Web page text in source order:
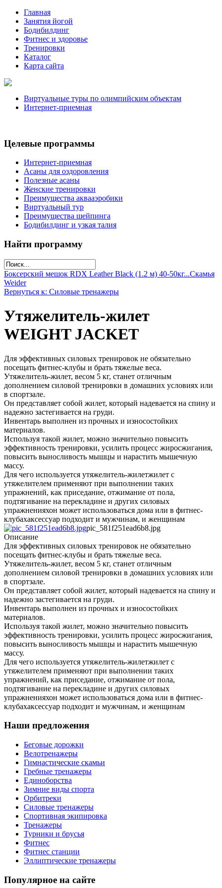
Главная
Занятия йогой
Бодибилдинг
Фитнес и здоровье
Тренировки
Каталог
Карта сайта
Виртуальные туры по олимпийским объектам
Интернет-приемная
Целевые программы
Интернет-приемная
Асаны для оздоровления
Полезные асаны
Женские тренировки
Преимущества аквааэробики
Виртуальный тур
Преимущества шейпинга
Бодибилдинг и узкая талия
Найти программу
Боксерский мешок RDX Leather Black (1.2 м) 40-50кг...Скамья
Weider
Вернуться к: Силовые тренажеры
Утяжелитель-жилет
WEIGHT JACKET
Для эффективных силовых тренировок не обязательно
посещать фитнес-клубы и брать тяжелые веса.
Утяжелитель-жилет, весом 5 кг, станет отличным
дополнением силовой тренировки в домашних условиях или
в спортзале.
Он представляет собой жилет, который надевается на спину и
надежно застегивается на груди.
Инвентарь выполнен из прочных и износостойких
материалов.
Используя такой жилет, можно значительно повысить
эффективность тренировки, усилить процесс жиросжигания,
повысить выносливость мышцы и нарастить мышечную
массу.
Для чего используется утяжелитель-жилетжилет с
утяжелителем применяют при выполнении таких
упражнений, как приседание, отжимание от пола,
подтягивание на перекладине и других силовых
упражненияхон может использоваться дома или в фитнес-
клубахаксессуар подходит и мужчинам, и женщинам
pic_581f251ead6b8.jpg
Описание
Для эффективных силовых тренировок не обязательно
посещать фитнес-клубы и брать тяжелые веса.
Утяжелитель-жилет, весом 5 кг, станет отличным
дополнением силовой тренировки в домашних условиях или
в спортзале.
Он представляет собой жилет, который надевается на спину и
надежно застегивается на груди.
Инвентарь выполнен из прочных и износостойких
материалов.
Используя такой жилет, можно значительно повысить
эффективность тренировки, усилить процесс жиросжигания,
повысить выносливость мышцы и нарастить мышечную
массу.
Для чего используется утяжелитель-жилетжилет с
утяжелителем применяют при выполнении таких
упражнений, как приседание, отжимание от пола,
подтягивание на перекладине и других силовых
упражненияхон может использоваться дома или в фитнес-
клубахаксессуар подходит и мужчинам, и женщинам
Наши предложения
Беговые дорожки
Велотренажеры
Гимнастические скамьи
Гребные тренажеры
Единоборства
Зимние виды спорта
Орбитреки
Силовые тренажеры
Спортивная экипировка
Тренажеры
Турники и брусья
Фитнес
Фитнес станции
Эллиптические тренажеры
Популярное на сайте